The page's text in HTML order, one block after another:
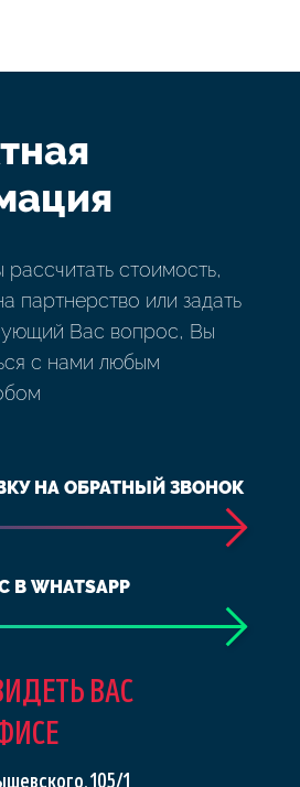
рассчитать стоимость,
партнерство или задать
Вас вопрос, Вы
с нами любым
НА ОБРАТНЫЙ ЗВОНОК
WHATSAPP
ВАС
105/1